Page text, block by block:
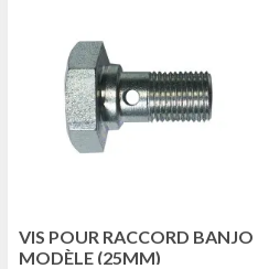
VIS POUR RACCORD BANJO
MODÈLE (25MM)